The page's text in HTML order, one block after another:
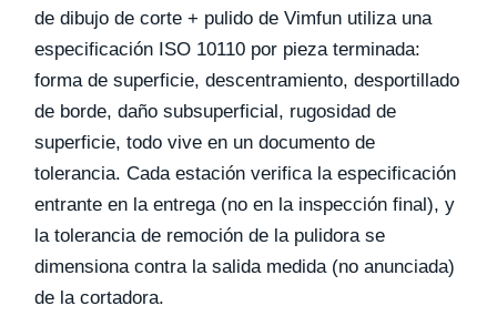
de dibujo de corte + pulido de Vimfun utiliza una
especificación ISO 10110 por pieza terminada:
forma de superficie, descentramiento, desportillado
de borde, daño subsuperficial, rugosidad de
superficie, todo vive en un documento de
tolerancia. Cada estación verifica la especificación
entrante en la entrega (no en la inspección final), y
la tolerancia de remoción de la pulidora se
dimensiona contra la salida medida (no anunciada)
de la cortadora.